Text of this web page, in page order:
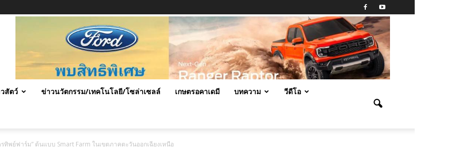
สัตว์ ข่าวนวัตกรรม/เทคโนโลยี/โซล่าเซลล์ เกษตรอคาเดมี บทความ วีดีโอ
ทิพย์ฟาร์ม” ต้นแบบ Smart Farm ในเขตภาคตะวันออกเฉียงเหนือ